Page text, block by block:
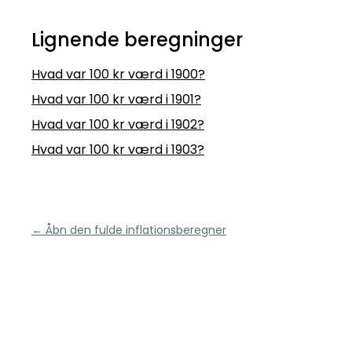
Lignende beregninger
Hvad var 100 kr værd i 1900?
Hvad var 100 kr værd i 1901?
Hvad var 100 kr værd i 1902?
Hvad var 100 kr værd i 1903?
← Åbn den fulde inflationsberegner